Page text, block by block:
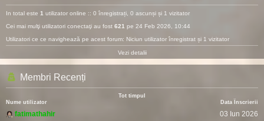
In total este 1 utilizator online :: 0 înregistrați, 0 ascunși și 1 vizitator
Cei mai mulţi utilizatori conectaţi au fost 621 pe 24 Feb 2026, 10:44
Utilizatori ce ce navighează pe acest forum: Niciun utilizator înregistrat și 1 vizitator
Vezi detalii
Membri Recenți
Tot timpul
Nume utilizator
Data Înscrierii
fatimathahir
03 Iun 2026